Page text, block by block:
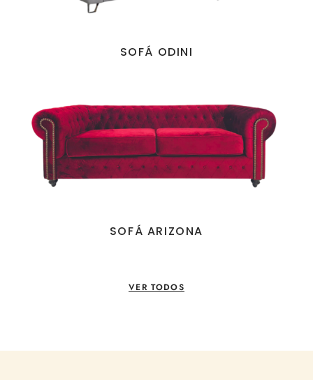
SOFÁ ODINI
SOFÁ ARIZONA
VER TODOS